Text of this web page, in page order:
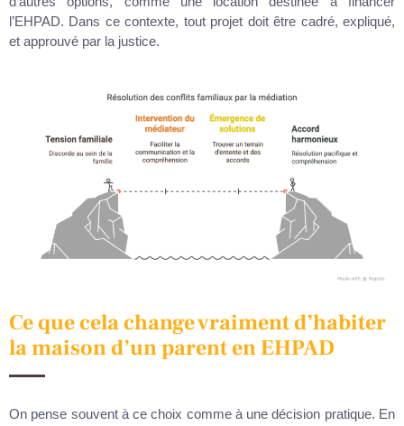
l’EHPAD. Dans ce contexte, tout projet doit être cadré, expliqué,
et approuvé par la justice.
Ce que cela change vraiment d’habiter
la maison d’un parent en EHPAD
On pense souvent à ce choix comme à une décision pratique. En